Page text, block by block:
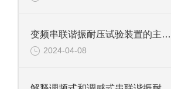
变频串联谐振耐压试验装置的主要应用
2024-04-08